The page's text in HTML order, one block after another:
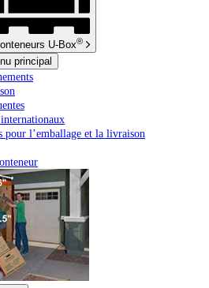
U-Box®
principal
pour l’emballage et la livraison